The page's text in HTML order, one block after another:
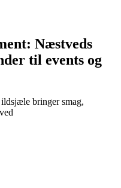
Næstveds
til events og
bringer smag,